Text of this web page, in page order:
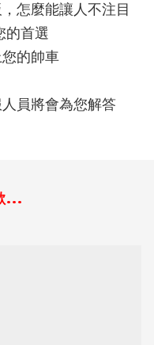
怎麼能讓人不注目
的首選
的帥車
員將會為您解答
...